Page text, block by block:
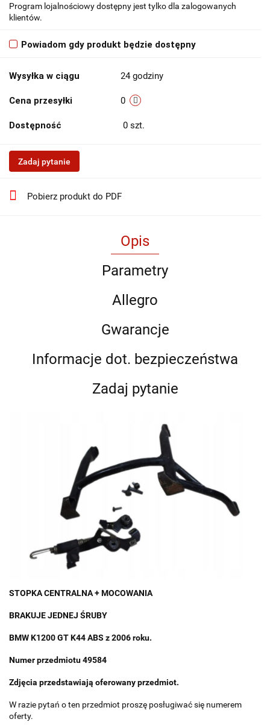
Program lojalnościowy dostępny jest tylko dla zalogowanych
klientów.
Powiadom gdy produkt będzie dostępny
Wysyłka w ciągu 24 godziny
Cena przesyłki 0
Dostępność 0 szt.
Zadaj pytanie
Pobierz produkt do PDF
Opis
Parametry
Allegro
Gwarancje
Informacje dot. bezpieczeństwa
Zadaj pytanie
STOPKA CENTRALNA + MOCOWANIA
BRAKUJE JEDNEJ ŚRUBY
BMW K1200 GT K44 ABS z 2006 roku.
Numer przedmiotu 49584
Zdjęcia przedstawiają oferowany przedmiot.
W razie pytań o ten przedmiot proszę posługiwać się numerem
oferty.